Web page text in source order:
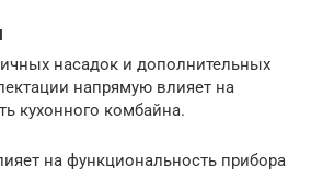
насадок и дополнительных
напрямую влияет на
кухонного комбайна.
на функциональность прибора